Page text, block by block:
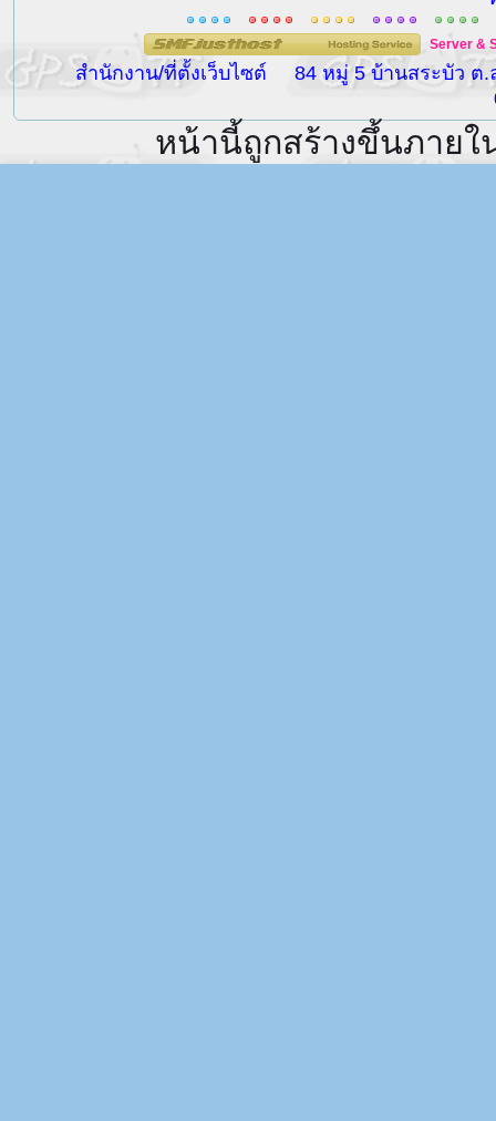
Server &
สำนักงาน/ที่ตั้งเว็บไซต์
84 หมู่ 5 บ้านสระบัว
หน้านี้ถูกสร้างขึ้นภายใ